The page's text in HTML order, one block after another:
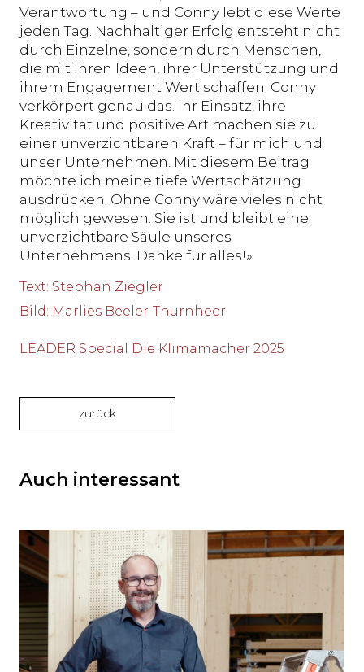
Verantwortung – und Conny lebt diese Werte
jeden Tag. Nachhaltiger Erfolg entsteht nicht
durch Einzelne, sondern durch Menschen,
die mit ihren Ideen, ihrer Unterstützung und
ihrem Engagement Wert schaffen. Conny
verkörpert genau das. Ihr Einsatz, ihre
Kreativität und positive Art machen sie zu
einer unverzichtbaren Kraft – für mich und
unser Unternehmen. Mit diesem Beitrag
möchte ich meine tiefe Wertschätzung
ausdrücken. Ohne Conny wäre vieles nicht
möglich gewesen. Sie ist und bleibt eine
unverzichtbare Säule unseres
Unternehmens. Danke für alles!»
Text: Stephan Ziegler
Bild: Marlies Beeler-Thurnheer
LEADER Special Die Klimamacher 2025
zurück
Auch interessant